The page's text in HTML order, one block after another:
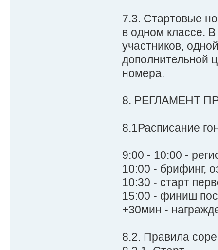
7.3. Стартовые
в одном классе.
участников,
дополнительной
номера.
8. РЕГЛАМЕНТ
8.1Расписание
9:00 - 10:00 -
10:00 - брифинг,
10:30 - старт
15:00 - финиш
+30мин -
8.2. Правила